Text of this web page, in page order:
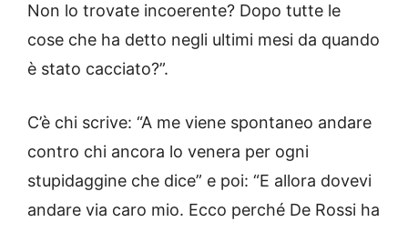
Non lo trovate incoerente? Dopo tutte le
cose che ha detto negli ultimi mesi da quando
è stato cacciato?”.
C’è chi scrive: “A me viene spontaneo andare
contro chi ancora lo venera per ogni
stupidaggine che dice” e poi: “E allora dovevi
andare via caro mio. Ecco perché De Rossi ha